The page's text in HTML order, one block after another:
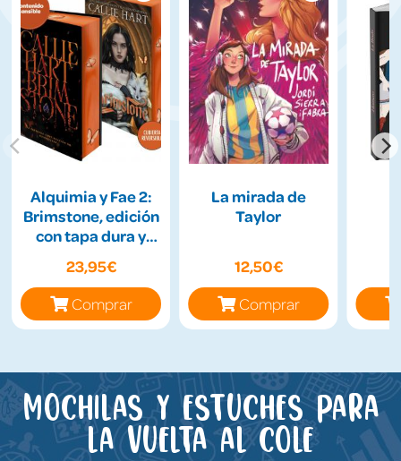
Alquimia y Fae 2:
Brimstone, edición
con tapa dura y
23,95€
Comprar
La mirada de
Taylor
12,50€
Comprar
Mochilas y estuches para
la vuelta al cole